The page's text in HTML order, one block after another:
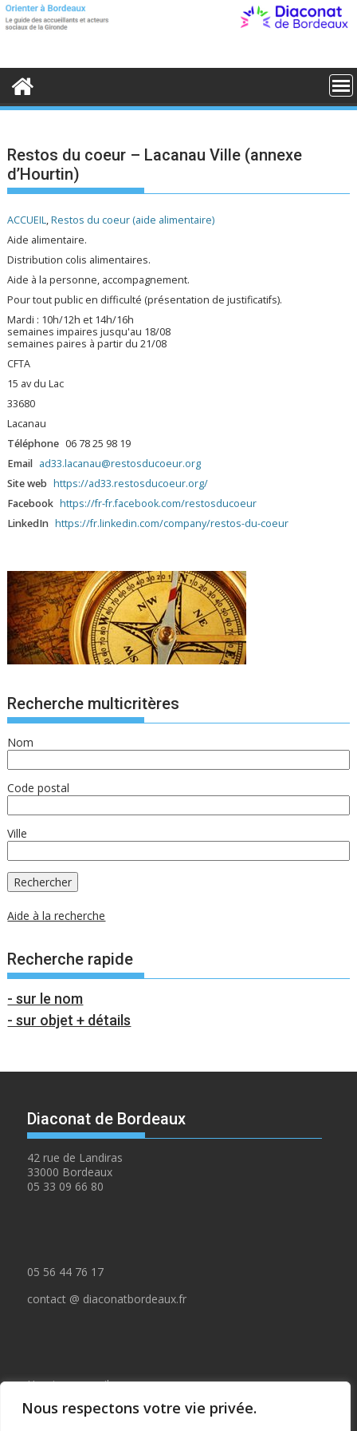
Nous respectons votre vie privée.
S
t
o
Restos du coeur – Lacanau Ville (annexe
d’Hourtin)
ACCUEIL,Restos du coeur (aide alimentaire)
Aide alimentaire.
Distribution colis alimentaires.
Aide à la personne, accompagnement.
Pour tout public en difficulté (présentation de justificatifs).
Mardi : 10h/12h et 14h/16h
semaines impaires jusqu'au 18/08
semaines paires à partir du 21/08
CFTA
15 av du Lac
33680
Lacanau
Téléphone 06 78 25 98 19
Email ad33.lacanau@restosducoeur.org
Site web https://ad33.restosducoeur.org/
Facebook https://fr-fr.facebook.com/restosducoeur
LinkedIn https://fr.linkedin.com/company/restos-du-coeur
Recherche multicritères
Nom
Code postal
Ville
Aide à la recherche
Recherche rapide
- sur le nom
- sur objet + détails
Diaconat de Bordeaux
42 rue de Landiras
33000 Bordeaux
05 33 09 66 80
05 56 44 76 17
contact @ diaconatbordeaux.fr
Horaires accueil :
du lundi au jeudi de 09:00 à 12:30